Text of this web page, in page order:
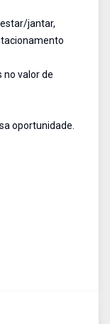
jantar,
no valor de
oportunidade.